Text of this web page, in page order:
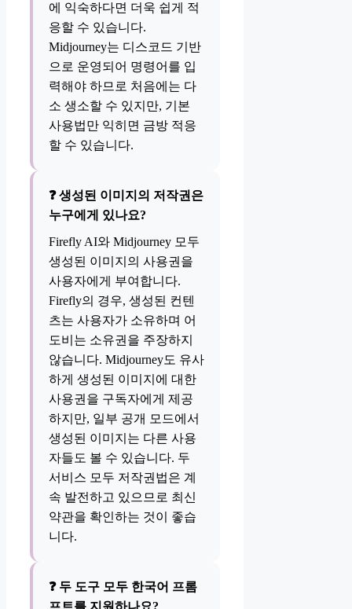
에 익숙하다면 더욱 쉽게 적
응할 수 있습니다.
Midjourney는 디스코드 기반
으로 운영되어 명령어를 입
력해야 하므로 처음에는 다
소 생소할 수 있지만, 기본
사용법만 익히면 금방 적응
할 수 있습니다.
❓ 생성된 이미지의 저작권은
누구에게 있나요?
Firefly AI와 Midjourney 모두
생성된 이미지의 사용권을
사용자에게 부여합니다.
Firefly의 경우, 생성된 컨텐
츠는 사용자가 소유하며 어
도비는 소유권을 주장하지
않습니다. Midjourney도 유사
하게 생성된 이미지에 대한
사용권을 구독자에게 제공
하지만, 일부 공개 모드에서
생성된 이미지는 다른 사용
자들도 볼 수 있습니다. 두
서비스 모두 저작권법은 계
속 발전하고 있으므로 최신
약관을 확인하는 것이 좋습
니다.
❓ 두 도구 모두 한국어 프롬